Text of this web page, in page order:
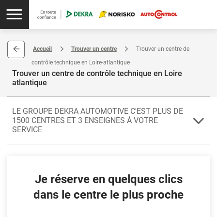
Accueil Trouver un centre
Trouver un centre de
contrôle technique en Loire-atlantique
Trouver un centre de contrôle technique en Loire
atlantique
LE GROUPE DEKRA AUTOMOTIVE C'EST PLUS DE
1500 CENTRES ET 3 ENSEIGNES À VOTRE
SERVICE
routes. La Loire-Atlantique est localisée dans les Pays de la Loire.
Faites confiance à tous les centres du département pour contrôler
un véhicule de collection, un véhicule utilitaire ou un 4x4. Parmi eux,
Je réserve en quelques clics
dans le centre le plus proche